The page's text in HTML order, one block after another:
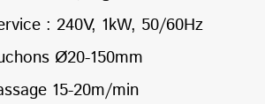
: 240V, 1kW, 50/60Hz
Ø20-150mm
15-20m/min